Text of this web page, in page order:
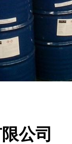
公司